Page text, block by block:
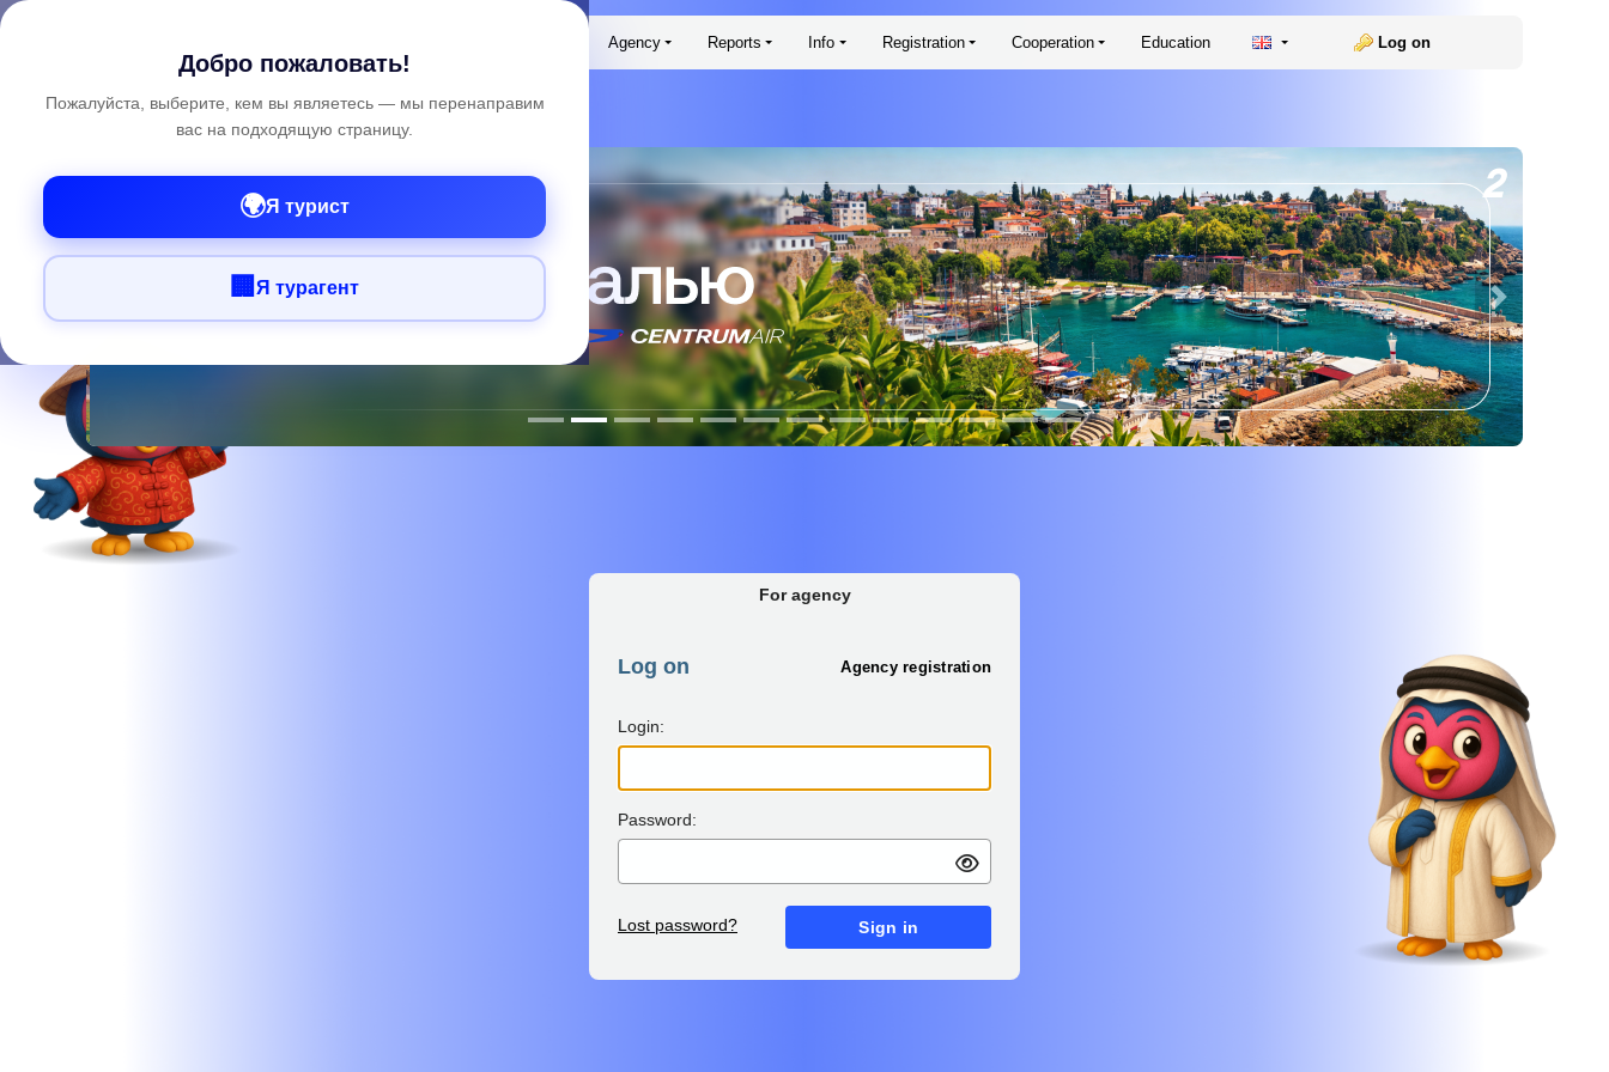
Agency Reports Info Registration Cooperation Education Log on
For agency
Log on Agency registration
Login:
Password:
Lost password? Sign in
Добро пожаловать!
Пожалуйста, выберите, кем вы являетесь — мы перенаправим
вас на подходящую страницу.
🌍Я турист
🏢 Я турагент